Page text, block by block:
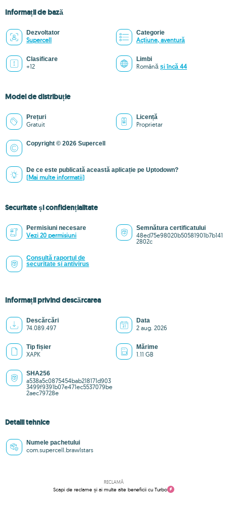
Informații de bază
Dezvoltator
Supercell
Categorie
Acțiune, aventură
Clasificare
+12
Limbi
Română și încă 44
Model de distribuție
Prețuri
Gratuit
Licență
Proprietar
Copyright © 2026 Supercell
De ce este publicată această aplicație pe Uptodown?
(Mai multe informatii)
Securitate și confidențialitate
Permisiuni necesare
Vezi 20 permisiuni
Semnătura certificatului
48ed75e98020b50581901b7b141
2802c
Consultă raportul de
securitate și antivirus
Informații privind descărcarea
Descărcări
74.089.497
Data
2 aug. 2026
Tip fișier
XAPK
Mărime
1.11 GB
SHA256
a538a5c0875454bab218171d903
3499f9391b07e471ec5537079be
2aec79728e
Detalii tehnice
Numele pachetului
com.supercell.brawlstars
RECLAMĂ
Scapi de reclame și ai multe alte beneficii cu Turbo